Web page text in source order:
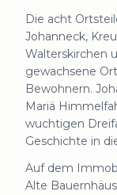
Die acht
Johanneck,
Walterskirchen
gewachsene
Bewohnern.
Mariä
wuchtigen
Geschichte in
Auf dem
Alte